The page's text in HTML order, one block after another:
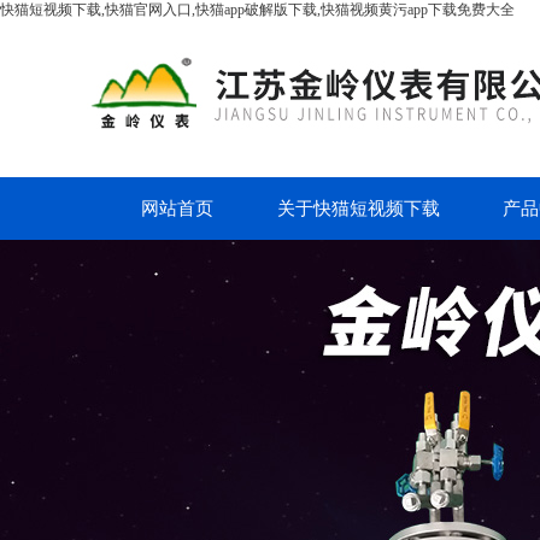
快猫短视频下载,快猫官网入口,快猫app破解版下载,快猫视频黄污app下载免费大全
网站首页 关于快猫短视频下载 产